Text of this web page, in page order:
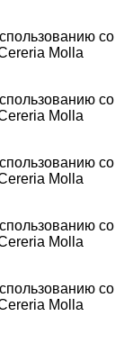
со
Molla
со
Molla
со
Molla
со
Molla
со
Molla